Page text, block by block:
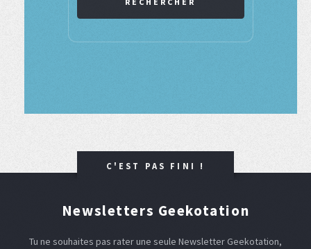
C'EST PAS FINI !
Newsletters Geekotation
Tu ne souhaites pas rater une seule Newsletter Geekotation,